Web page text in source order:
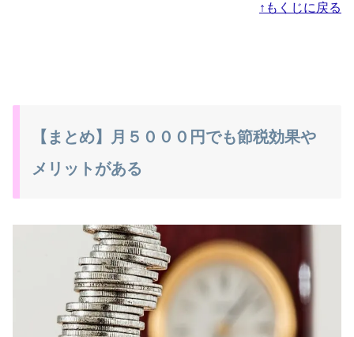
↑もくじに戻る
【まとめ】月５０００円でも節税効果や
メリットがある